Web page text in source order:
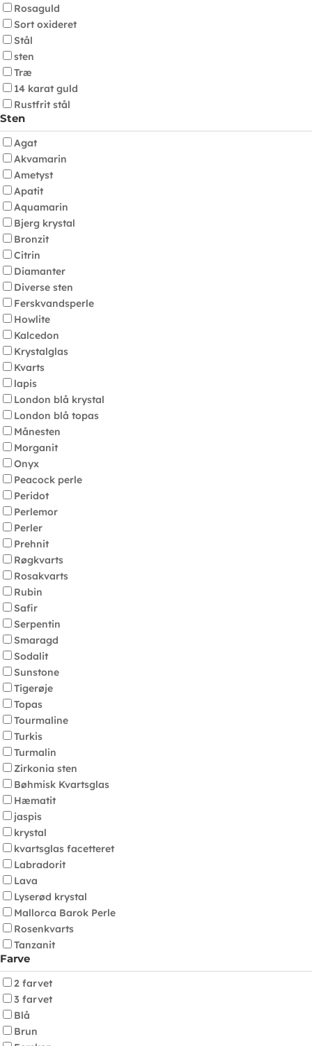
Rosaguld
Sort oxideret
Stål
sten
Træ
14 karat guld
Rustfrit stål
Sten
Agat
Akvamarin
Ametyst
Apatit
Aquamarin
Bjerg krystal
Bronzit
Citrin
Diamanter
Diverse sten
Ferskvandsperle
Howlite
Kalcedon
Krystalglas
Kvarts
lapis
London blå krystal
London blå topas
Månesten
Morganit
Onyx
Peacock perle
Peridot
Perlemor
Perler
Prehnit
Røgkvarts
Rosakvarts
Rubin
Safir
Serpentin
Smaragd
Sodalit
Sunstone
Tigerøje
Topas
Tourmaline
Turkis
Turmalin
Zirkonia sten
Bøhmisk Kvartsglas
Hæmatit
jaspis
krystal
kvartsglas facetteret
Labradorit
Lava
Lyserød krystal
Mallorca Barok Perle
Rosenkvarts
Tanzanit
Farve
2 farvet
3 farvet
Blå
Brun